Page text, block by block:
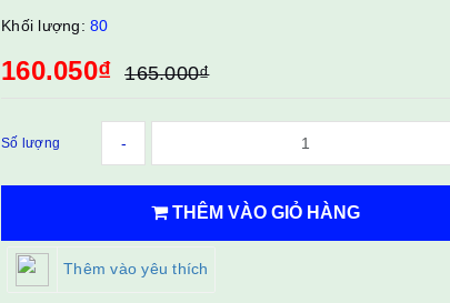
Khối lượng: 80
160.050₫ 165.000₫
Số lượng -
THÊM VÀO GIỎ HÀNG
Thêm vào yêu thích